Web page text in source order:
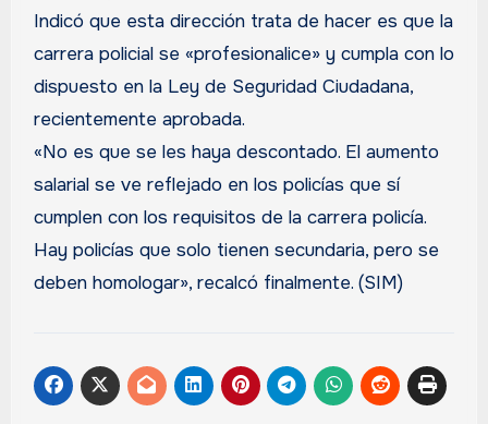
Indicó que esta dirección trata de hacer es que la
carrera policial se «profesionalice» y cumpla con lo
dispuesto en la Ley de Seguridad Ciudadana,
recientemente aprobada.
«No es que se les haya descontado. El aumento
salarial se ve reflejado en los policías que sí
cumplen con los requisitos de la carrera policía.
Hay policías que solo tienen secundaria, pero se
deben homologar», recalcó finalmente. (SIM)